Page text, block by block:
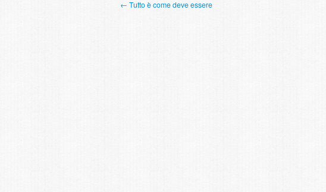
← Tutto è come deve essere